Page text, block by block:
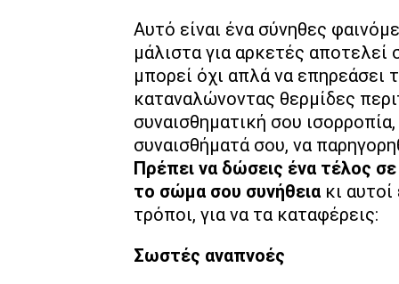
Αυτό είναι ένα σύνηθες
μάλιστα για αρκετές αποτελεί
μπορεί όχι απλά να επηρεάσει
καταναλώνοντας θερμίδες
συναισθηματική σου
συναισθήματά σου, να
Πρέπει να δώσεις ένα τέλος
το σώμα σου συνήθεια κι
τρόποι, για να τα καταφέρεις:
Σωστές αναπνοές